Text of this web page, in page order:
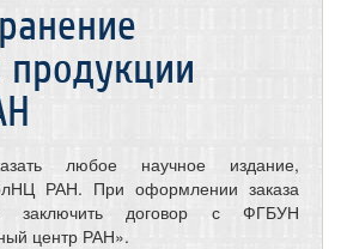
продукции
любое научное издание,
РАН. При оформлении заказа
заключить договор с ФГБУН
центр РАН».